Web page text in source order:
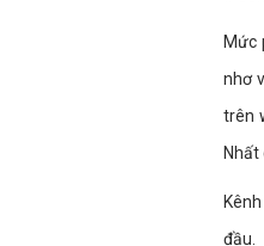
Mức
nhơ
trên
Nhất
đầu.